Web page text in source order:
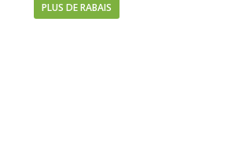
PLUS DE RABAIS